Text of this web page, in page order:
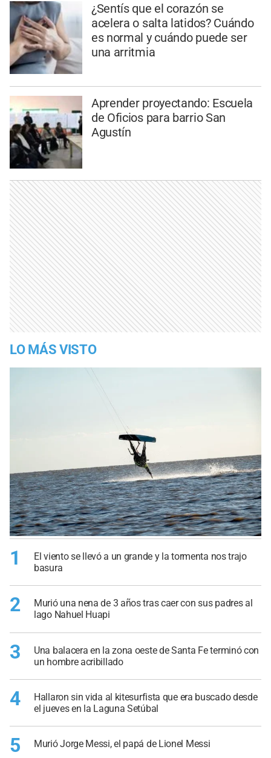
¿Sentís que el corazón se
acelera o salta latidos? Cuándo
es normal y cuándo puede ser
una arritmia
Aprender proyectando: Escuela
de Oficios para barrio San
Agustín
LO MÁS VISTO
1
El viento se llevó a un grande y la tormenta nos trajo
basura
2
Murió una nena de 3 años tras caer con sus padres al
lago Nahuel Huapi
3
Una balacera en la zona oeste de Santa Fe terminó con
un hombre acribillado
4
Hallaron sin vida al kitesurfista que era buscado desde
el jueves en la Laguna Setúbal
5 Murió Jorge Messi, el papá de Lionel Messi